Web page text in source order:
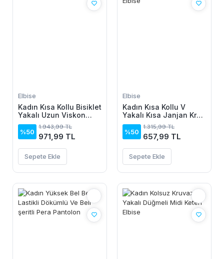
Elbise
Kadın Kısa Kollu Bisiklet
Yakalı Uzun Viskon
Elbise
%50
1.943,99 TL
971,99 TL
Sepete Ekle
Elbise
Kadın Kısa Kollu V
Yakalı Kısa Janjan Krep
Elbise
%50
1.315,99 TL
657,99 TL
Sepete Ekle